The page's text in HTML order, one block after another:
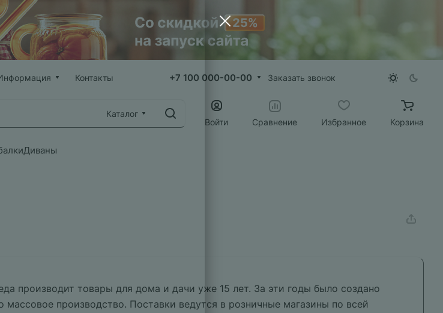
Контакты +7 100 000-00-00 Заказать звонок
Каталог
Войти
Сравнение Избранное Корзина
Диваны
производит товары для дома и дачи уже 15 лет. За эти годы было создано
массовое производство. Поставки ведутся в розничные магазины по всей